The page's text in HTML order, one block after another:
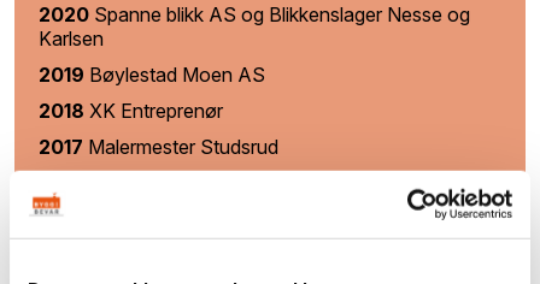
2020 Spanne blikk AS og Blikkenslager Nesse og
Karlsen
2019 Bøylestad Moen AS
2018 XK Entreprenør
2017 Malermester Studsrud
2015
Malermester Ole Andreas Klaveness, Oslo